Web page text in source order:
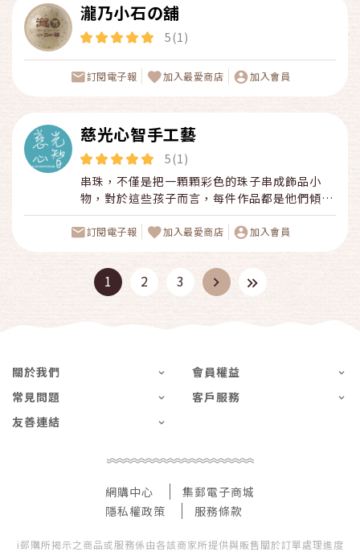
瀧乃小石の舖
5(1)
訂閱電子報 加入最愛商店 加入會員
慈光心智手工藝
5(1)
串珠，不僅是把一顆顆彩色的珠子串成飾品小
物，對於這些孩子而言，每件作品都是他們傾注
全心，專注，努力的縮影，串起的不只是個鑰匙
圈或聖誕樹，也串著這群身心障礙孩子的父母滿
心的期望與祝福，因為一件作品的完成，除了孩
子的學習之外，更是老師們耐心不斷的指導與訓
練，幫助他們藉由這些學習，加強手部的精細動
作，延緩肢體退化，更期望他們可以習得一技之
訂閱電子報 加入最愛商店 加入會員
1 2 3
關於我們
會員權益
常見問題
客戶服務
友善連結
網購中心
集郵電子商城
隱私權政策
服務條款
i郵購所揭示之商品或服務係由各該商家所提供與販售關於訂單處理進度